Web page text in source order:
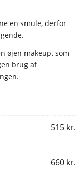
en smule, derfor
øjen makeup, som
brug af
515 kr.
660 kr.